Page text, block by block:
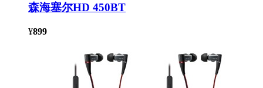
森海塞尔HD 450BT
¥899